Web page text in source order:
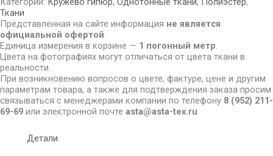
Ткани
Представленная на сайте информация не является
официальной офертой.
Единица измерения в корзине — 1 погонный метр.
Цвета на фотографиях могут отличаться от цвета ткани в
реальности.
При возникновению вопросов о цвете, фактуре, цене и другим
параметрам товара, а также для подтверждения заказа просим
связываться с менеджерами компании по телефону 8 (952) 211-
69-69 или электронной почте asta@asta-tex.ru.
Детали